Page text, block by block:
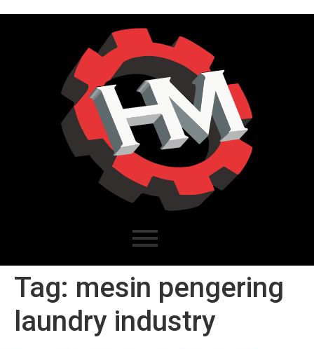
Tag: mesin pengering
laundry industry